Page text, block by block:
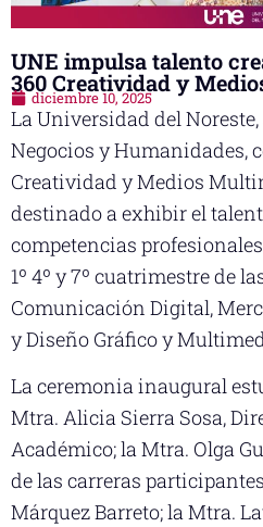
UNE impulsa talento
360 Creatividad y
diciembre 10, 2025
La Universidad del
Negocios y Humanidades,
Creatividad y Medios
destinado a exhibir el
competencias
1º 4º y 7º cuatrimestre de
Comunicación Digital,
y Diseño Gráfico y
La ceremonia inaugural
Mtra. Alicia Sierra Sosa,
Académico; la Mtra. Olga
de las carreras
Márquez Barreto; la Mtra.